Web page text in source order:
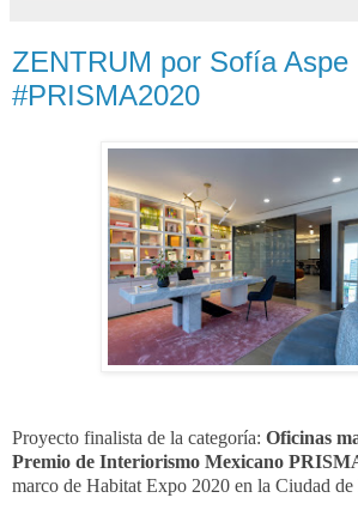
ZENTRUM por Sofía Aspe
#PRISMA2020
Proyecto finalista de la categoría: Oficinas
Premio de Interiorismo Mexicano
marco de Habitat Expo 2020 en la Ciudad